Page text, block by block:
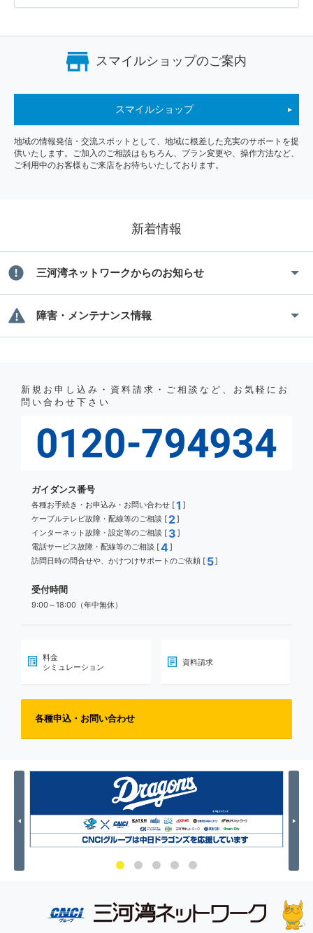
スマイルショップのご案内
スマイルショップ
地域の情報発信・交流スポットとして、地域に根差した充実のサポートを提
供いたします。ご加入のご相談はもちろん、プラン変更や、操作方法など、
ご利用中のお客様もご来店をお待ちいたしております。
新着情報
三河湾ネットワークからのお知らせ
障害・メンテナンス情報
新規お申し込み・資料請求・ご相談など、お気軽にお
問い合わせ下さい
ガイダンス番号
各種お手続き・お申込み・お問い合わせ [1 ]
ケーブルテレビ故障・配線等のご相談 [ 2]
インターネット故障・設定等のご相談 [ 3 ]
電話サービス故障・配線等のご相談 [4]
訪問日時の問合せや、かけつけサポートのご依頼 [ 5]
受付時間
9:00～18:00（年中無休）
料金
シミュレーション
資料請求
各種申込・お問い合わせ
Previous Next